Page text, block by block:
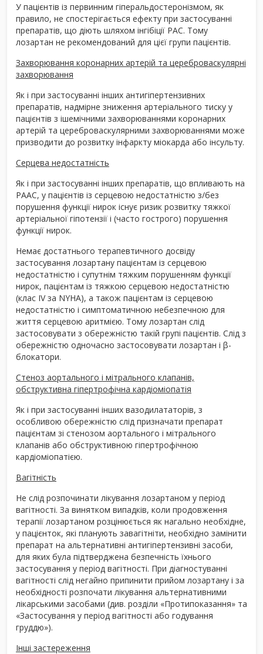
У пацієнтів із первинним гіперальдостеронізмом, як
правило, не спостерігається ефекту при застосуванні
препаратів, що діють шляхом інгібіції РАС. Тому
лозартан не рекомендований для цієї групи пацієнтів.
Захворювання коронарних артерій та цереброваскулярні
захворювання
Як і при застосуванні інших антигіпертензивних
препаратів, надмірне зниження артеріального тиску у
пацієнтів з ішемічними захворюваннями коронарних
артерій та цереброваскулярними захворюваннями може
призводити до розвитку інфаркту міокарда або інсульту.
Серцева недостатність
Як і при застосуванні інших препаратів, що впливають на
РААС, у пацієнтів із серцевою недостатністю з/без
порушення функції нирок існує ризик розвитку тяжкої
артеріальної гіпотензії і (часто гострого) порушення
функції нирок.
Немає достатнього терапевтичного досвіду
застосування лозартану пацієнтам із серцевою
недостатністю і супутнім тяжким порушенням функції
нирок, пацієнтам із тяжкою серцевою недостатністю
(клас ІV за NYHA), а також пацієнтам із серцевою
недостатністю і симптоматичною небезпечною для
життя серцевою аритмією. Тому лозартан слід
застосовувати з обережністю такій групі пацієнтів. Слід з
обережністю одночасно застосовувати лозартан і β-
блокатори.
Стеноз аортального і мітрального клапанів,
обструктивна гіпертрофічна кардіоміопатія
Як і при застосуванні інших вазодилататорів, з
особливою обережністю слід призначати препарат
пацієнтам зі стенозом аортального і мітрального
клапанів або обструктивною гіпертрофічною
кардіоміопатією.
Вагітність
Не слід розпочинати лікування лозартаном у період
вагітності. За винятком випадків, коли продовження
терапії лозартаном розцінюється як нагально необхідне,
у пацієнток, які планують завагітніти, необхідно замінити
препарат на альтернативні антигіпертензивні засоби,
для яких була підтверджена безпечність їхнього
застосування у період вагітності. При діагностуванні
вагітності слід негайно припинити прийом лозартану і за
необхідності розпочати лікування альтернативними
лікарськими засобами (див. розділи «Протипоказання» та
«Застосування у період вагітності або годування
груддю»).
Інші застереження